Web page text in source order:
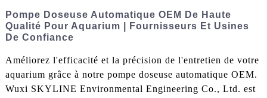
Pompe Doseuse Automatique OEM De Haute
Qualité Pour Aquarium | Fournisseurs Et Usines
De Confiance
Améliorez l'efficacité et la précision de l'entretien de votre
aquarium grâce à notre pompe doseuse automatique OEM.
Wuxi SKYLINE Environmental Engineering Co., Ltd. est